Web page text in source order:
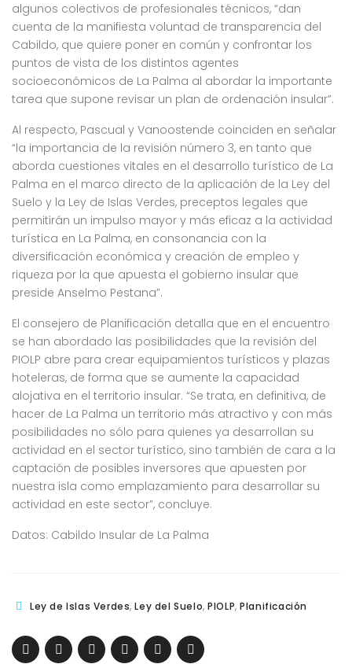
algunos colectivos de profesionales técnicos, “dan
cuenta de la manifiesta voluntad de transparencia del
Cabildo, que quiere poner en común y confrontar los
puntos de vista de los distintos agentes
socioeconómicos de La Palma al abordar la importante
tarea que supone revisar un plan de ordenación insular”.
Al respecto, Pascual y Vanoostende coinciden en señalar
“la importancia de la revisión número 3, en tanto que
aborda cuestiones vitales en el desarrollo turístico de La
Palma en el marco directo de la aplicación de la Ley del
Suelo y la Ley de Islas Verdes, preceptos legales que
permitirán un impulso mayor y más eficaz a la actividad
turística en La Palma, en consonancia con la
diversificación económica y creación de empleo y
riqueza por la que apuesta el gobierno insular que
preside Anselmo Pestana”.
El consejero de Planificación detalla que en el encuentro
se han abordado las posibilidades que la revisión del
PIOLP abre para crear equipamientos turísticos y plazas
hoteleras, de forma que se aumente la capacidad
alojativa en el territorio insular. “Se trata, en definitiva, de
hacer de La Palma un territorio más atractivo y con más
posibilidades no sólo para quienes ya desarrollan su
actividad en el sector turístico, sino también de cara a la
captación de posibles inversores que apuesten por
nuestra isla como emplazamiento para desarrollar su
actividad en este sector”, concluye.
Datos: Cabildo Insular de La Palma
Ley de Islas Verdes,Ley del Suelo,PIOLP,Planificación